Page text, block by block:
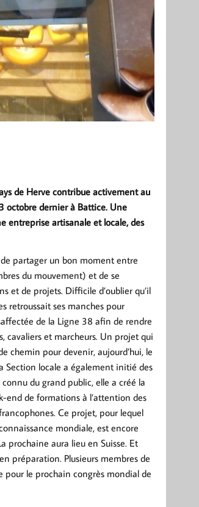
de Herve contribue activement au
octobre dernier à Battice. Une
entreprise artisanale et locale, des
partager un bon moment entre
du mouvement) et de se
et de projets. Difficile d’oublier qu’il
retroussait ses manches pour
de la Ligne 38 afin de rendre
cavaliers et marcheurs. Un projet qui
chemin pour devenir, aujourd’hui, le
Section locale a également initié des
du grand public, elle a créé la
end de formations à l’attention des
Ce projet, pour lequel
mondiale, est encore
prochaine aura lieu en Suisse. Et
préparation. Plusieurs membres de
pour le prochain congrès mondial de